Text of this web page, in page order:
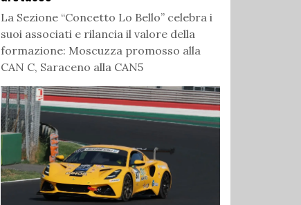
La Sezione “Concetto Lo Bello” celebra i
suoi associati e rilancia il valore della
formazione: Moscuzza promosso alla
CAN C, Saraceno alla CAN5